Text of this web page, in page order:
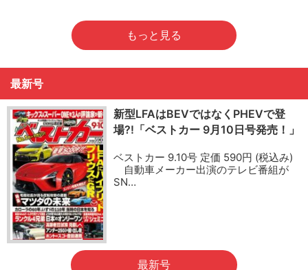
もっと見る
最新号
新型LFAはBEVではなくPHEVで登
場?!「ベストカー 9月10日号発売！」
ベストカー 9.10号 定価 590円 (税込み)
自動車メーカー出演のテレビ番組が
SN…
最新号